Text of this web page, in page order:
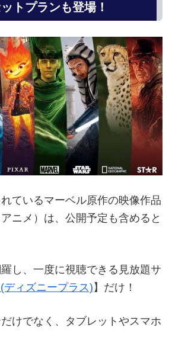
トプランも登場！
ているマーベル原作の映像作品
アニメ）は、公開予定も含めると
し、一度に視聴できる見放題サ
ディズニープラス) 】だけ！
けでなく、タブレットやスマホ